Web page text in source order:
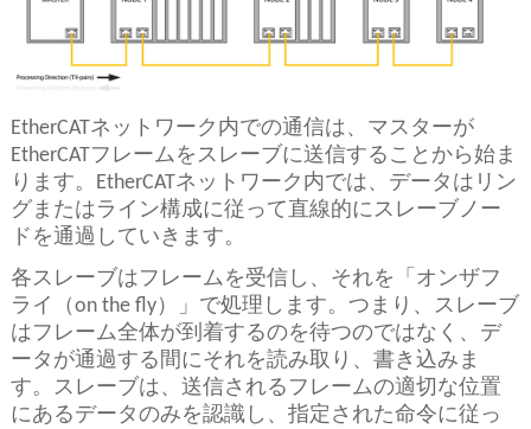
EtherCATネットワーク内での通信は、マスターが
EtherCATフレームをスレーブに送信することから始ま
ります。EtherCATネットワーク内では、データはリン
グまたはライン構成に従って直線的にスレーブノー
ドを通過していきます。
各スレーブはフレームを受信し、それを「オンザフ
ライ（on the fly）」で処理します。つまり、スレーブ
はフレーム全体が到着するのを待つのではなく、デ
ータが通過する間にそれを読み取り、書き込みま
す。スレーブは、送信されるフレームの適切な位置
にあるデータのみを認識し、指定された命令に従っ